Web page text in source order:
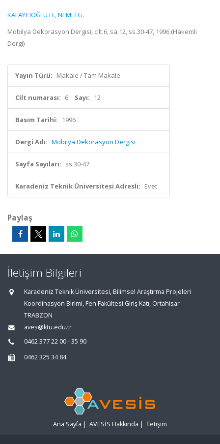
KALAYCIOĞLU H.,NEMLİ G.
Mobilya Dekorasyon Dergisi, cilt.6, sa.12, ss.30-47, 1996 (Hakemli
Dergi)
Yayın Türü: Makale / Tam Makale
Cilt numarası: 6 Sayı: 12
Basım Tarihi: 1996
Dergi Adı: Mobilya Dekorasyon Dergisi
Sayfa Sayıları: ss.30-47
Karadeniz Teknik Üniversitesi Adresli: Evet
Paylaş
İletişim Bilgileri
Karadeniz Teknik Üniversitesi, Bilimsel Araştırma Projeleri
Koordinasyon Birimi, Fen Fakültesi Giriş Katı, Ortahisar
TRABZON
aves@ktu.edu.tr
0462 377 22 00 - 35 90
0462 325 34 84
Ana Sayfa | AVESİS Hakkında | İletişim